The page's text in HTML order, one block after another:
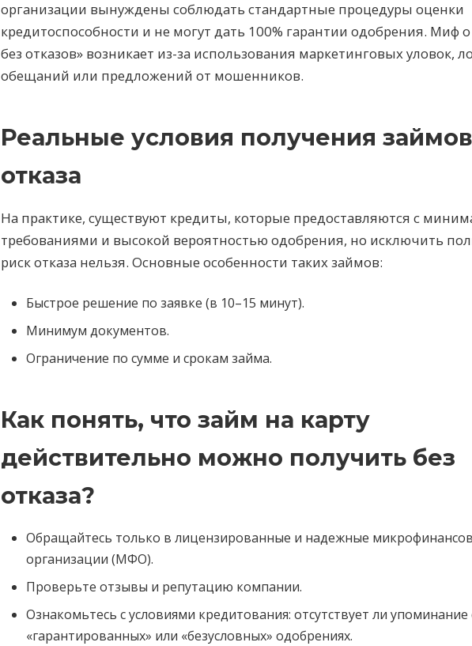
организации вынуждены соблюдать стандартные процедуры оценки
кредитоспособности и не могут дать 100% гарантии одобрения. Миф
без отказов» возникает из-за использования маркетинговых уловок,
обещаний или предложений от мошенников.
Реальные условия получения
отказа
На практике, существуют кредиты, которые предоставляются с
требованиями и высокой вероятностью одобрения, но исключить
риск отказа нельзя. Основные особенности таких займов:
Быстрое решение по заявке (в 10–15 минут).
Минимум документов.
Ограничение по сумме и срокам займа.
Как понять, что займ на карту
действительно можно получить без
отказа?
Обращайтесь только в лицензированные и надежные
организации (МФО).
Проверьте отзывы и репутацию компании.
Ознакомьтесь с условиями кредитования: отсутствует ли упоминание
«гарантированных» или «безусловных» одобрениях.